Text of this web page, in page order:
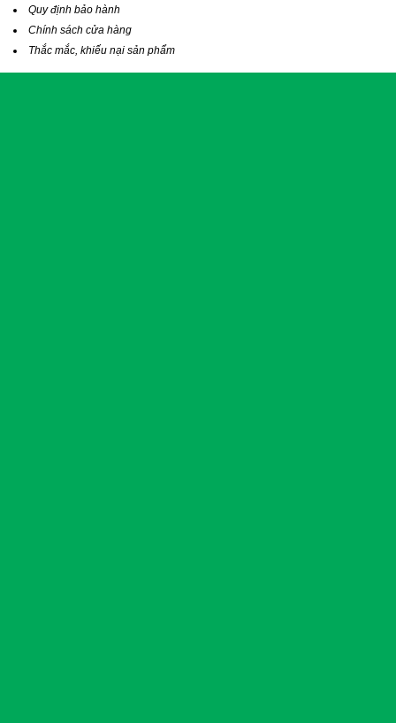
Quy định bảo hành
Chính sách cửa hàng
Thắc mắc, khiếu nại sản phẩm